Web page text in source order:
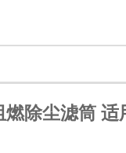
燃除尘滤筒